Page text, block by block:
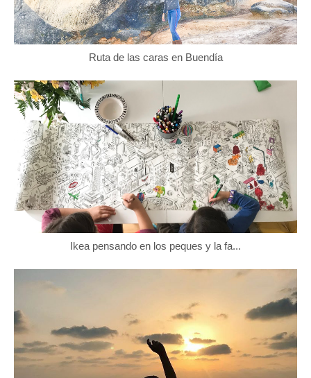
Ruta de las caras en Buendía
Ikea pensando en los peques y la fa...